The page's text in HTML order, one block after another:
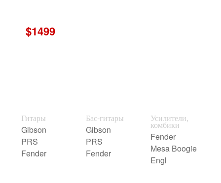
$1499
Гитары
Gibson
PRS
Fender
Бас-гитары
Gibson
PRS
Fender
Усилители,
комбики
Fender
Mesa Boogie
Engl